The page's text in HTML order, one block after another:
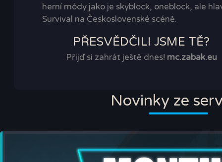
herní módy jako je skyblock, oneblock, ale
Survival na Československé scéně.
PŘESVĚDČILI JSME TĚ?
Přijď si zahrát ještě dnes! mc.zabak.eu
Novinky ze